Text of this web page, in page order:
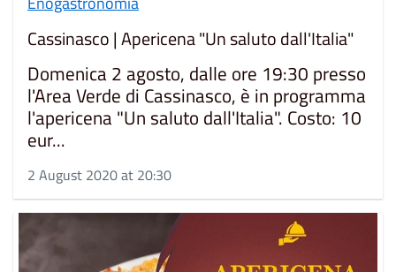
Cassinasco | Apericena "Un saluto dall'Italia"
Domenica 2 agosto, dalle ore 19:30 presso
l'Area Verde di Cassinasco, è in programma
l'apericena "Un saluto dall'Italia". Costo: 10
eur...
2 August 2020 at 20:30